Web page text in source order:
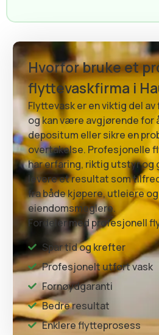
Hvorfor bruke et
flyttevaskfirma i
Flyttevask er en viktig del
og kan være avgjørende for
depositum eller sikre en
overtakelse. Profesjonelle
har erfaring, riktig utstyr og
levere et resultat som
fra både kjøpere, utleiere og
eiendomsmeglere.
Fordeler med profesjonell
Spar tid og krefter
Profesjonelt utført vask
Fornøydgaranti
Bedre resultat
Enklere flytteprosess